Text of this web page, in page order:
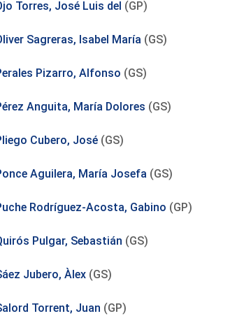
Torres, José Luis del (GP)
Sagreras, Isabel María (GS)
Pizarro, Alfonso (GS)
Anguita, María Dolores (GS)
Cubero, José(GS)
Aguilera, María Josefa (GS)
Rodríguez-Acosta, Gabino (GP)
Pulgar, Sebastián (GS)
Jubero, Àlex(GS)
Torrent, Juan (GP)